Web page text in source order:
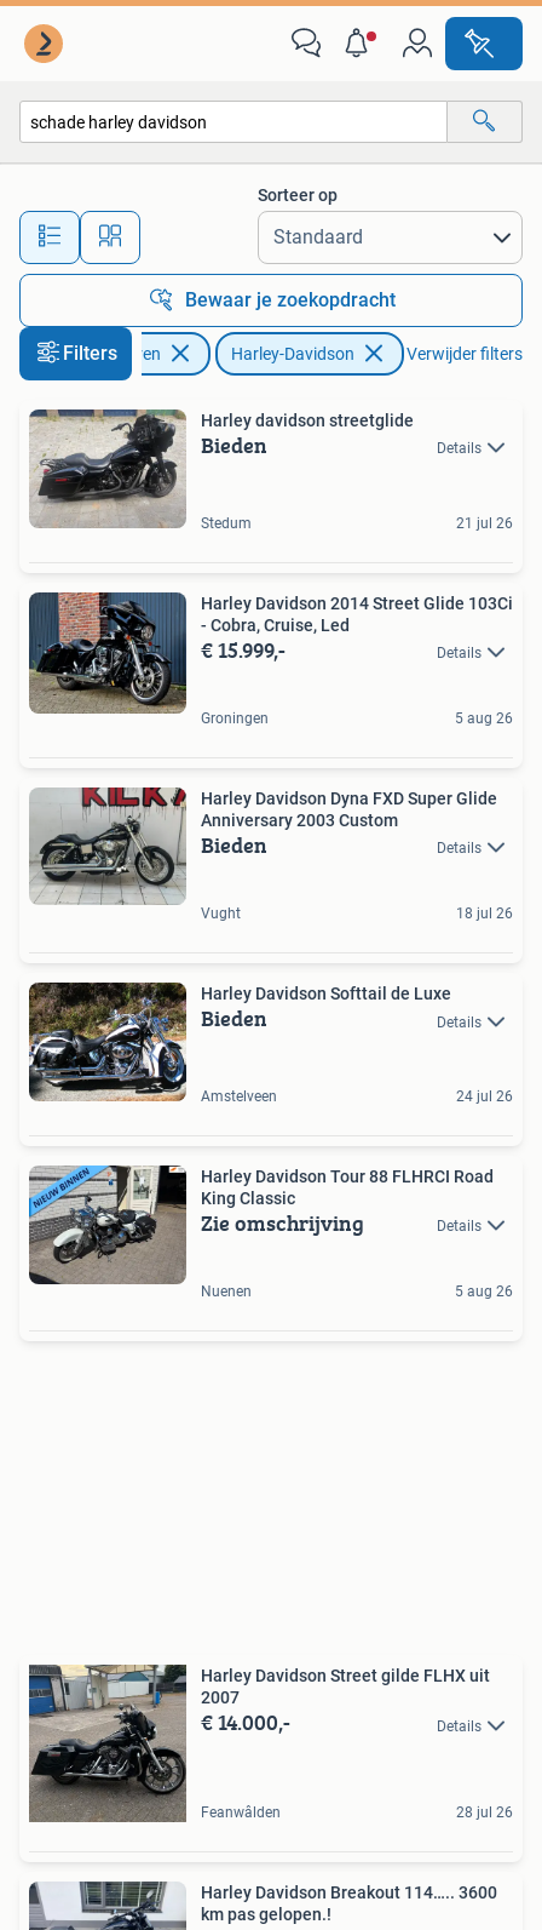
Alle afstanden…
Sorteer op
Bewaar je zoekopdracht
FiltersMotoren Harley-Davidson Verwijder filters
Harley davidson streetglide
Bieden Details
Stedum 21 jul 26
Harley Davidson 2014 Street Glide 103Ci
- Cobra, Cruise, Led
€ 15.999,- Details
Groningen 5 aug 26
Harley Davidson Dyna FXD Super Glide
Anniversary 2003 Custom
Bieden Details
Vught 18 jul 26
Harley Davidson Softtail de Luxe
Bieden Details
Amstelveen 24 jul 26
Harley Davidson Tour 88 FLHRCI Road
King Classic
Zie omschrijving Details
Nuenen 5 aug 26
Harley Davidson Street gilde FLHX uit
2007
€ 14.000,- Details
Feanwâlden 28 jul 26
Harley Davidson Breakout 114….. 3600
km pas gelopen.! ️️